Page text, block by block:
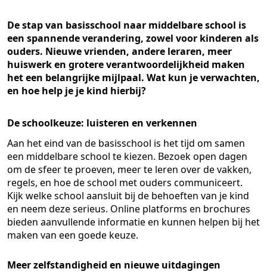
De stap van basisschool naar middelbare school is
een spannende verandering, zowel voor kinderen als
ouders. Nieuwe vrienden, andere leraren, meer
huiswerk en grotere verantwoordelijkheid maken
het een belangrijke mijlpaal. Wat kun je verwachten,
en hoe help je je kind hierbij?
De schoolkeuze: luisteren en verkennen
Aan het eind van de basisschool is het tijd om samen
een middelbare school te kiezen. Bezoek open dagen
om de sfeer te proeven, meer te leren over de vakken,
regels, en hoe de school met ouders communiceert.
Kijk welke school aansluit bij de behoeften van je kind
en neem deze serieus. Online platforms en brochures
bieden aanvullende informatie en kunnen helpen bij het
maken van een goede keuze.
Meer zelfstandigheid en nieuwe uitdagingen